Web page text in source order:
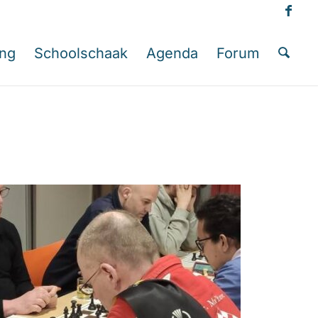
Schoolschaak Agenda Forum